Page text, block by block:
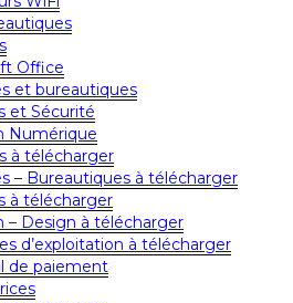
Office
et bureautiques
et Sécurité
Numérique
à télécharger
– Bureautiques à télécharger
à télécharger
– Design à télécharger
d’exploitation à télécharger
de paiement